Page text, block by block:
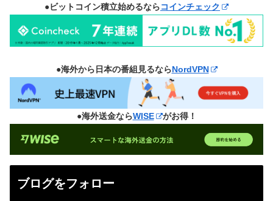
●ビットコイン積立始めるならコインチェック
●海外から日本の番組見るならNordVPN
●海外送金ならWISE がお得！
ブログをフォロー